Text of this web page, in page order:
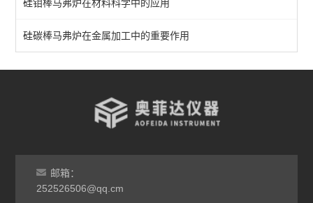
实验室马弗炉
箱式高温炉
灰分马弗炉
非标定做马弗炉
硅钼棒马弗炉在材料科学中的应用
硅碳棒马弗炉在金属加工中的重要作用
邮箱：
252526506@qq.cm